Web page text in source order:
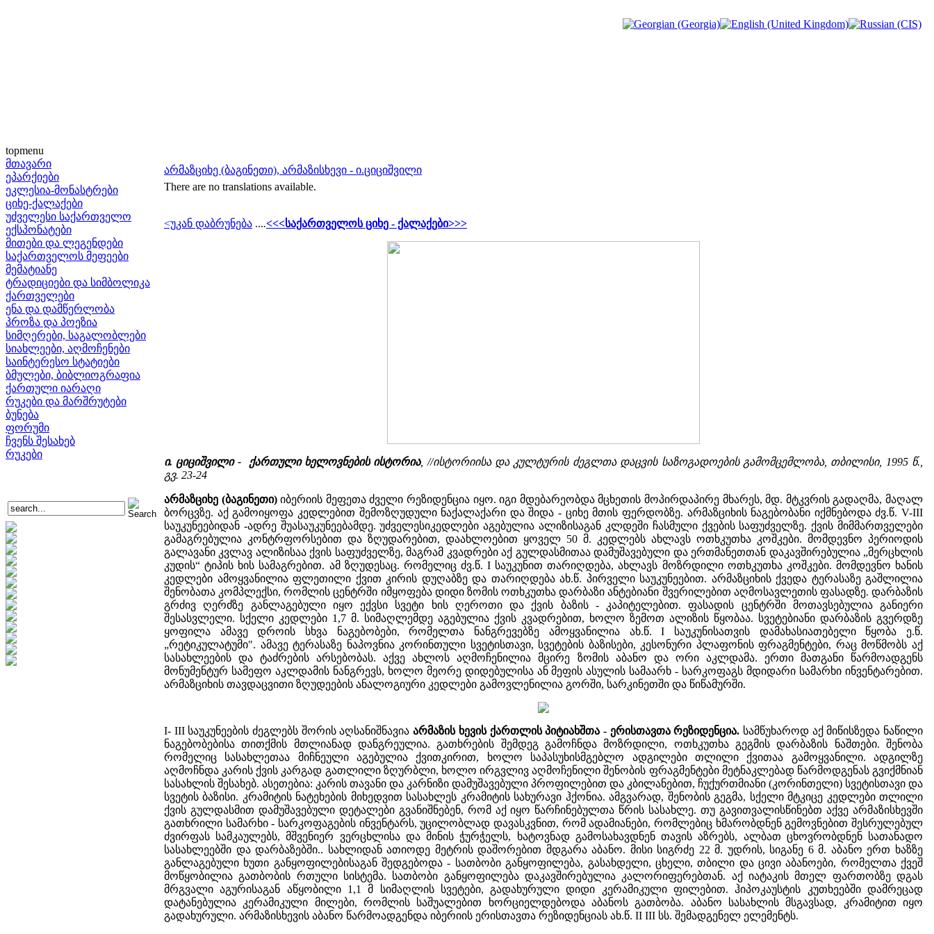
topmenu
მთავარი
ეპარქიები
ეკლესია-მონასტრები
ციხე-ქალაქები
უძველესი საქართველო
ექსპონატები
მითები და ლეგენდები
საქართველოს მეფეები
მემატიანე
ტრადიციები და სიმბოლიკა
ქართველები
ენა და დამწერლობა
პროზა და პოეზია
სიმღერები, საგალობლები
სიახლეები, აღმოჩენები
საინტერესო სტატიები
ბმულები, ბიბლიოგრაფია
ქართული იარაღი
რუკები და მარშრუტები
ბუნება
ფორუმი
ჩვენს შესახებ
რუკები
არმაზციხე (ბაგინეთი), არმაზისხევი - ი.ციციშვილი
There are no translations available.
<უკან დაბრუნება ....<<<საქართველოს ციხე - ქალაქები>>>
ი. ციციშვილი - ქართული ხელოვნების ისტორია, //ისტორიისა და კულტურის ძეგლთა დაცვის საზოგადოების გამომცემლობა, თბილისი, 1995 წ.,
გვ. 23-24
არმაზციხე (ბაგინეთი)იბერიის მეფეთა ძველი რეზიდენცია იყო. იგი მდებარეობდა მცხეთის მოპირდაპირე მხარეს, მდ. მტკვრის გადაღმა, მაღალ
ბორცვზე. აქ გამოიყოფა კედლებით შემოზღუდული ნაქალაქარი და შიდა - ციხე მთის ფერდობზე. არმაზციხის ნაგებობანი იქმნებოდა ძვ.წ. V-III
საუკუნეებიდან -ადრე შუასაუკუნეებამდე. უძველესიკედლები აგებულია ალიზისაგან კლდეში ჩასმული ქვების საფუძველზე. ქვის მიმმართველები
გამაგრებულია კონტრფორსებით და ზღუდარებით, დაახლოებით ყოველ 50 მ. კედლებს ახლავს ოთხკუთხა კოშკები. მომდევნო პერიოდის
გალავანი კვლავ ალიზისაა ქვის საფუძველზე, მაგრამ კვადრები აქ გულდასმითაა დამუშავებული და ერთმანეთთან დაკავშირებულია „მერცხლის
კუდის“ ტიპის ხის სამაგრებით. ამ ზღუდესაც. რომელიც ძვ.წ. I საუკუნით თარიღდება, ახლავს მოზრდილი ოთხკუთხა კოშკები. მომდევნო ხანის
კედლები ამოყვანილია ფლეთილი ქვით კირის დუღაბზე და თარიღდება ახ.წ. პირველი საუკუნეებით. არმაზციხის ქვედა ტერასაზე გაშლილია
შენობათა კომპლექსი, რომლის ცენტრში იმყოფება დიდი ზომის ოთხკუთხა დარბაზი ანტებიანი შვერილებით აღმოსავლეთის ფასადზე. დარბაზის
გრძივ ღერძზე განლაგებული იყო ექვსი სვეტი ხის ღეროთი და ქვის ბაზის - კაპიტელებით. ფასადის ცენტრში მოთავსებულია განიერი
შესასვლელი. სქელი კედლები 1,7 მ. სიმაღლემდე აგებულია ქვის კვადრებით, ხოლო ზემოთ ალიზის წყობაა. სვეტებიანი დარბაზის გვერდზე
ყოფილა ამავე დროის სხვა ნაგებობები, რომელთა ნანგრევებზე ამოყვანილია ახ.წ. I საუკუნისათვის დამახასიათებელი წყობა ე.წ.
„რეტიკულატუმი". ამავე ტერასაზე ნაპოვნია კორინთული სვეტისთავი, სვეტების ბაზისები, კესონური პლაფონის ფრაგმენტები, რაც მოწმობს აქ
სასახლეების და ტაძრების არსებობას. აქვე ახლოს აღმოჩენილია მცირე ზომის აბანო და ორი აკლდამა. ერთი მათგანი წარმოადგენს
მონუმენტურ სამეფო აკლდამის ნანგრევს, ხოლო მეორე დიდებულისა ან მეფის ასულის სამაარხ - სარკოფაგს მდიდარი სამარხი ინვენტარებით.
არმაზციხის თავდაცვითი ზღუდეების ანალოგიური კედლები გამოვლენილია გორში, სარკინეთში და წიწამურში.
I- III საუკუნეების ძეგლებს შორის აღსანიშნავიაარმაზის ხევის ქართლის პიტიახშთა - ერისთავთა რეზიდენცია. სამწუხაროდ აქ მიწისზედა ნაწილი
ნაგებობებისა თითქმის მთლიანად დანგრეულია. გათხრების შემდეგ გამოჩნდა მოზრდილი, ოთხკუთხა გეგმის დარბაზის ნაშთები. შენობა
რომელიც სასახლეთაა მიჩნეული აგებულია ქვითკირით, ხოლო საპასუხისმგებლო ადგილები თლილი ქვითაა გამოყვანილი. ადგილზე
აღმოჩნდა კარის ქვის კარგად გათლილი ზღურბლი, ხოლო ირგვლივ აღმოჩენილი შენობის ფრაგმენტები მეტნაკლებად წარმოდგენას გვიქმნიან
სასახლის შესახებ. ასეთებია: კარის თავანი და კარნიზი დამუშავებული პროფილებით და კბილანებით, ჩუქურთმიანი (კორინთელი) სვეტისთავი და
სვეტის ბაზისი. კრამიტის ნატეხების მიხედვით სასახლეს კრამიტის სახურავი ჰქონია. ამგვარად, შენობის გეგმა, სქელი მტკიცე კედლები თლილი
ქვის გულდასმით დამუშავებული დეტალები გვანიშნებენ, რომ აქ იყო წარჩინებულთა წრის სასახლე. თუ გავითვალისწინებთ აქვე არმაზისხევში
გათხრილი სამარხი - სარკოფაგების ინვენტარს, უცილობლად დავასკვნით, რომ ადამიანები, რომლებიც ხმარობდნენ გემოვნებით შესრულებულ
ძვირფას სამკაულებს, მშვენიერ ვერცხლისა და მინის ჭურჭელს, ხატოვნად გამოსახავდნენ თავის აზრებს, ალბათ ცხოვრობდნენ სათანადო
სასახლეებში და დარბაზებში.. სახლიდან ათიოდე მეტრის დაშორებით მდგარა აბანო. მისი სიგრძე 22 მ. უდრის, სიგანე 6 მ. აბანო ერთ ხაზზე
განლაგებული ხუთი განყოფილებისაგან შედგებოდა - სათბობი განყოფილება, გასახდელი, ცხელი, თბილი და ცივი აბანოები, რომელთა ქვეშ
მოწყობილია გათბობის რთული სისტემა. სათბობი განყოფილება დაკავშირებულია კალორიფერებთან. აქ იატაკის მთელ ფართობზე დგას
მრგვალი აგურისაგან აწყობილი 1,1 მ სიმაღლის სვეტები, გადახურული დიდი კერამიკული ფილებით. ჰიპოკაუსტის კუთხეებში დამრეცად
დატანებულია კერამიკული მილები, რომლის საშუალებით ხორციელდებოდა აბანოს გათბობა. აბანო სასახლის მსგავსად, კრამიტით იყო
გადახურული. არმაზისხევის აბანო წარმოადგენდა იბერიის ერისთავთა რეზიდენციას ახ.წ. II III სს. შემადგენელ ელემენტს.